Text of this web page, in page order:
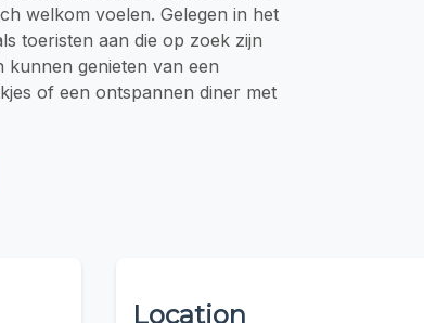
welkom voelen. Gelegen in het
toeristen aan die op zoek zijn
kunnen genieten van een
of een ontspannen diner met
Location